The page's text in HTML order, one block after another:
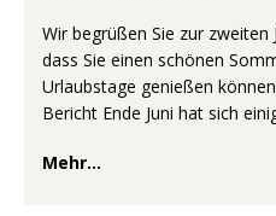
Wir begrüßen Sie zur
dass Sie einen schönen
Urlaubstage genießen
Bericht Ende Juni hat sich
Mehr...